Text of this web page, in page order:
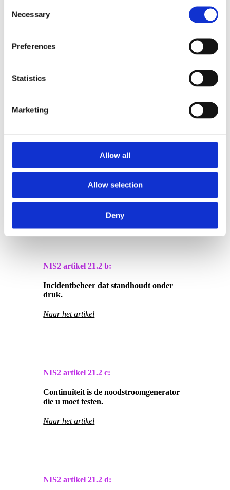
Selection
Necessary
Preferences
Statistics
Marketing
Allow all
Allow selection
Deny
NIS2 artikel 20:
mag verlaten.
21.2 a:
wordt, niet een dossier.
NIS2 artikel21.2 b:
Incidentbeheer dat standhoudt onder
druk.
Naar het artikel
NIS2 artikel21.2 c:
Continuïteit is de noodstroomgenerator
die u moet testen.
Naar het artikel
NIS2 artikel21.2 d: